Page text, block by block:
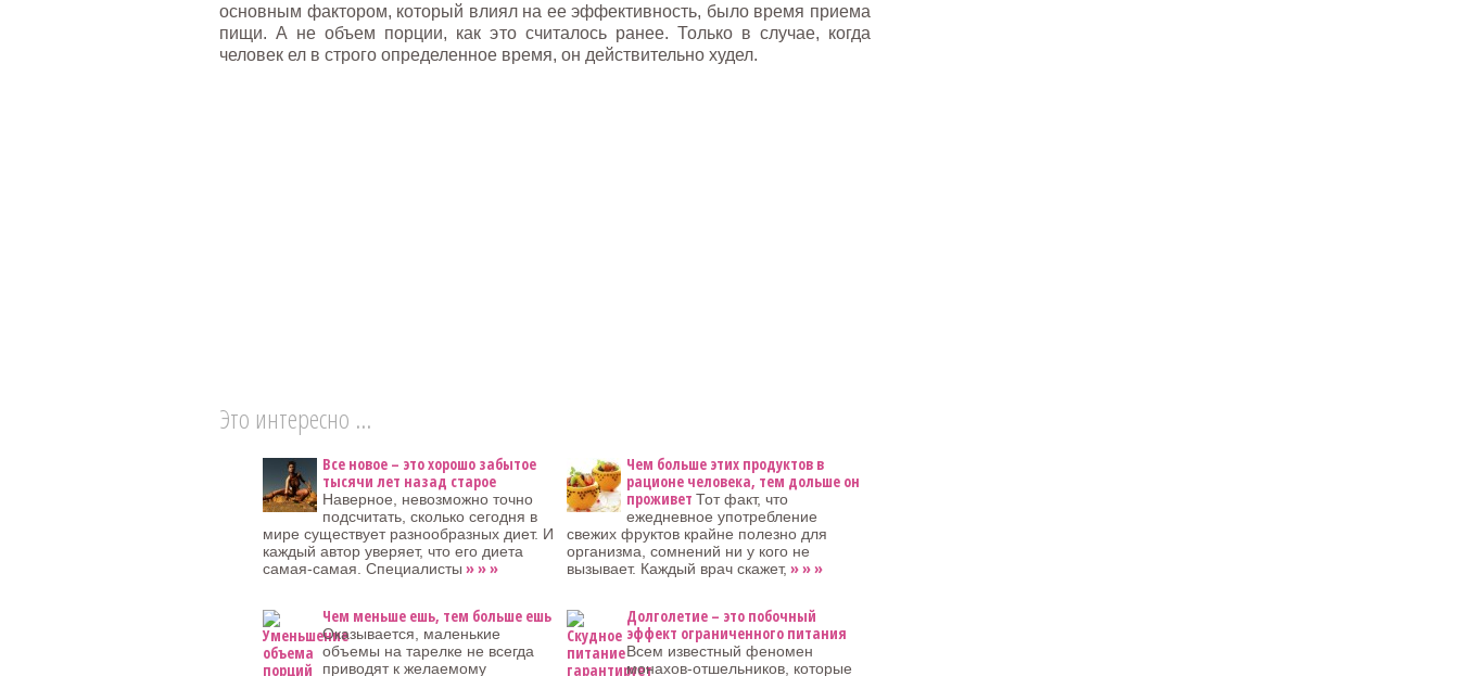
основным фактором, который влиял на ее эффективность, было время приема
пищи. А не объем порции, как это считалось ранее. Только в случае, когда
человек ел в строго определенное время, он действительно худел.
Это интересно ...
Все новое – это хорошо забытое
тысячи лет назад старое
Наверное, невозможно точно
подсчитать, сколько сегодня в
мире существует разнообразных диет. И
каждый автор уверяет, что его диета
самая-самая. Специалисты » » »
Чем больше этих продуктов в
рационе человека, тем дольше он
проживет Тот факт, что
ежедневное употребление
свежих фруктов крайне полезно для
организма, сомнений ни у кого не
вызывает. Каждый врач скажет, » » »
Чем меньше ешь, тем больше ешь
Оказывается, маленькие
объемы на тарелке не всегда
приводят к желаемому
Долголетие – это побочный
эффект ограниченного питания
Всем известный феномен
монахов-отшельников, которые